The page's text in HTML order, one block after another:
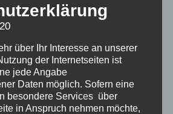
über Ihr Interesse an unserer
der Internetseiten ist
jede Angabe
Daten möglich. Sofern eine
besondere Services über
in Anspruch nehmen möchte,